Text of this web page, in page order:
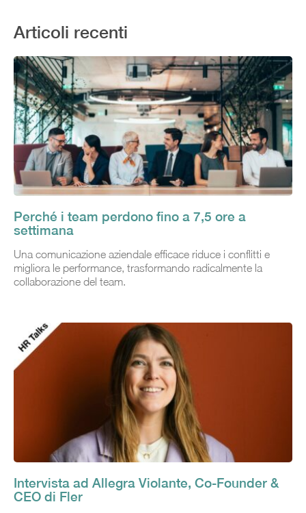
Articoli recenti
Perché i team perdono fino a 7,5 ore a
settimana
Una comunicazione aziendale efficace riduce i conflitti e
migliora le performance, trasformando radicalmente la
collaborazione del team.
Intervista ad Allegra Violante, Co-Founder &
CEO di Fler